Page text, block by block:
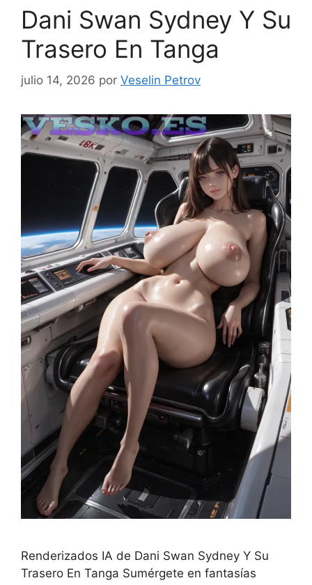
Dani Swan Sydney Y Su
Trasero En Tanga
julio 14, 2026 por Veselin Petrov
Renderizados IA de Dani Swan Sydney Y Su
Trasero En Tanga Sumérgete en fantasías